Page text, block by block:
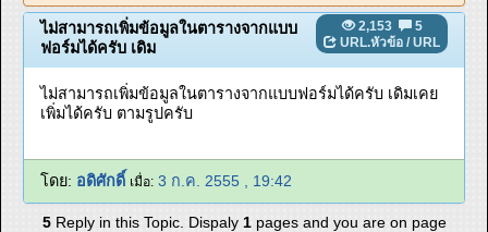
2,153
5
URL.หัวข้อ / URL
ไม่สามารถเพิ่มข้อมูลในตารางจากแบบ
ฟอร์มได้ครับ เดิม
ไม่สามารถเพิ่มข้อมูลในตารางจากแบบฟอร์มได้ครับ เดิมเคย
เพิ่มได้ครับ ตามรูปครับ
โดย: อดิศักดิ์ เมื่อ: 3 ก.ค. 2555 , 19:42
5Reply in this Topic. Dispaly 1 pages and you are on page